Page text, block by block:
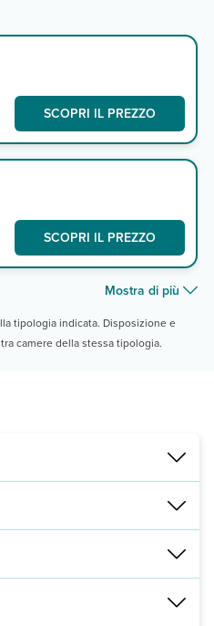
SCOPRI IL PREZZO
SCOPRI IL PREZZO
Mostra di più
tipologia indicata. Disposizione e
camere della stessa tipologia.
50 km da Stone Town e dal suo
bianca, con lettini e teli mare
(22 m²) in posizione più